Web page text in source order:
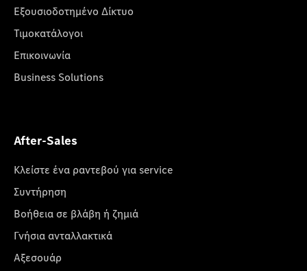
Εξουσιοδοτημένο Δίκτυο
Τιμοκατάλογοι
Επικοινωνία
Business Solutions
After-Sales
Κλείστε ένα ραντεβού για service
Συντήρηση
Βοήθεια σε βλάβη ή ζημιά
Γνήσια ανταλλακτικά
Αξεσουάρ